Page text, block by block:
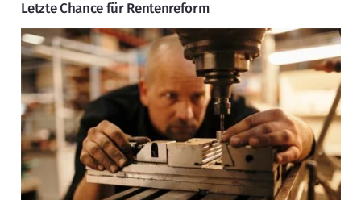
Letzte Chance für Rentenreform